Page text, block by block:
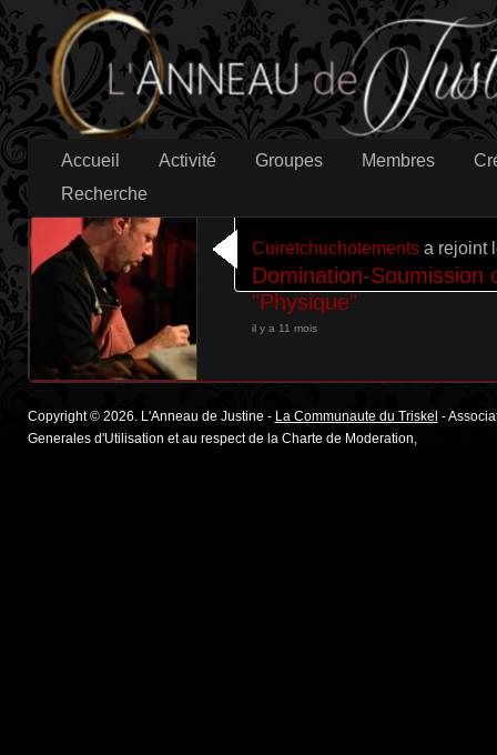
Accueil Activité Groupes Membres
Recherche
Cuiretchuchotementsa rejoint
Domination-Soumission
"Physique"
il y a 11 mois
Copyright © 2026. L'Anneau de Justine - La Communaute du Triskel -
Generales d'Utilisation et au respect de la Charte de Moderation,